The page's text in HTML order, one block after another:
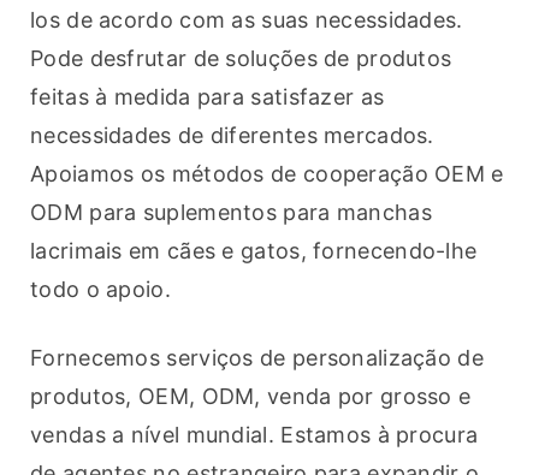
los de acordo com as suas necessidades.
Pode desfrutar de soluções de produtos
feitas à medida para satisfazer as
necessidades de diferentes mercados.
Apoiamos os métodos de cooperação OEM e
ODM para suplementos para manchas
lacrimais em cães e gatos, fornecendo-lhe
todo o apoio.
Fornecemos serviços de personalização de
produtos, OEM, ODM, venda por grosso e
vendas a nível mundial. Estamos à procura